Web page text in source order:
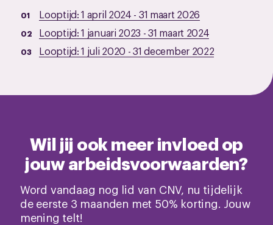
Looptijd:1 april 2024 - 31 maart 2026
Looptijd:1 januari 2023 -31 maart 2024
Looptijd:1 juli 2020 -31 december 2022
Wil jij ook meer invloed op
jouw arbeidsvoorwaarden?
Word vandaag nog lid van CNV, nu tijdelijk
de eerste 3 maanden met 50% korting. Jouw
mening telt!